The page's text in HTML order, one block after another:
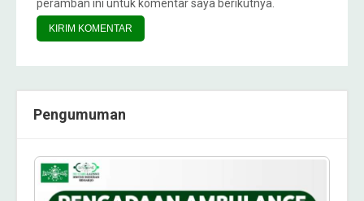
peramban ini untuk komentar saya berikutnya.
Pengumuman